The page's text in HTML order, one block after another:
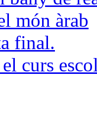
món àrab
final.
curs